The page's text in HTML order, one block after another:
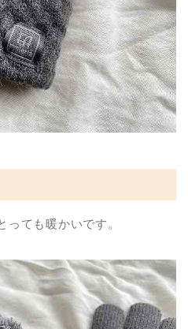
っても暖かいです。